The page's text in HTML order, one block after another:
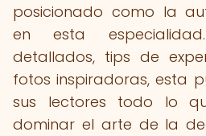
posicionado como la
en esta
detallados, tips de
fotos inspiradoras, esta
sus lectores todo lo
dominar el arte de la